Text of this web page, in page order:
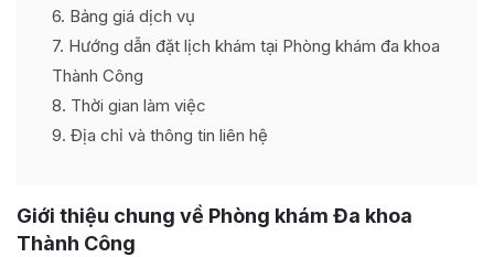
6 Bảng giá dịch vụ
7 Hướng dẫn đặt lịch khám tại Phòng khám đa khoa
Thành Công
8 Thời gian làm việc
9 Địa chỉ và thông tin liên hệ
Giới thiệu chung về Phòng khám Đa khoa
Thành Công